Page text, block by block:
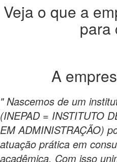
Veja o que a
para
A
" Nascemos de um
(INEPAD = INSTITUTO
EM ADMINISTRAÇÃO)
atuação prática em
acadêmica. Com isso